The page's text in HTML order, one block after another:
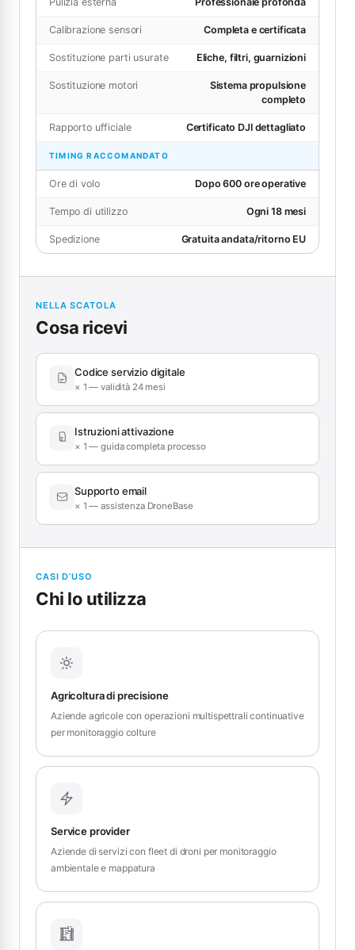
Calibrazione sensori Completa e certificata
Sostituzione parti usurate Eliche, filtri, guarnizioni
Sostituzione motori
Sistema propulsione
completo
Rapporto ufficiale Certificato DJI dettagliato
TIMING RACCOMANDATO
Ore di volo Dopo 600 ore operative
Tempo di utilizzo Ogni 18 mesi
Spedizione Gratuita andata/ritorno EU
NELLA SCATOLA
Cosa ricevi
Codice servizio digitale
× 1 — validità 24 mesi
Istruzioni attivazione
× 1 — guida completa processo
Supporto email
× 1 — assistenza DroneBase
CASI D’USO
Chi lo utilizza
Agricoltura di precisione
Aziende agricole con operazioni multispettrali continuative
per monitoraggio colture
Service provider
Aziende di servizi con fleet di droni per monitoraggio
ambientale e mappatura